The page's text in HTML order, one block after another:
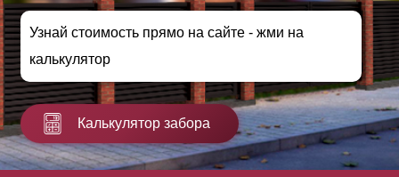
Узнай стоимость прямо на сайте - жми на
калькулятор
Калькулятор забора